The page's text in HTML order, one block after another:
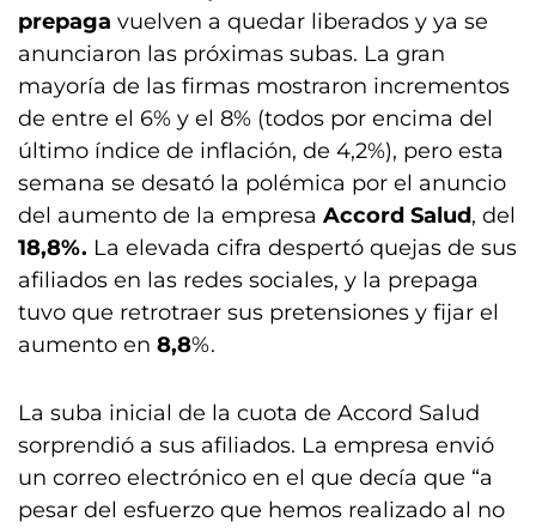
prepaga vuelven a quedar liberados y ya se
anunciaron las próximas subas. La gran
mayoría de las firmas mostraron incrementos
de entre el 6% y el 8% (todos por encima del
último índice de inflación, de 4,2%), pero esta
semana se desató la polémica por el anuncio
del aumento de la empresa Accord Salud, del
18,8%. La elevada cifra despertó quejas de sus
afiliados en las redes sociales, y la prepaga
tuvo que retrotraer sus pretensiones y fijar el
aumento en 8,8%.
La suba inicial de la cuota de Accord Salud
sorprendió a sus afiliados. La empresa envió
un correo electrónico en el que decía que “a
pesar del esfuerzo que hemos realizado al no